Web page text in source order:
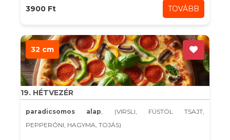
3900 Ft TOVÁBB
32 cm
19. HÉTVEZÉR
paradicsomos alap, (VIRSLI, FÜSTÖL TSAJT,
PEPPERÓNI, HAGYMA, TOJÁS)